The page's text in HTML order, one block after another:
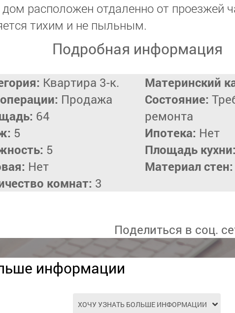
расположен отдаленно от проезжей
тихим и не пыльным.
Подробная информация
Квартира 3-к.
Продажа
64
5
5
Нет
комнат: 3
Материнский
Состояние:
ремонта
Ипотека: Нет
Площадь кухни:
Материал стен:
Поделиться в соц.
информации